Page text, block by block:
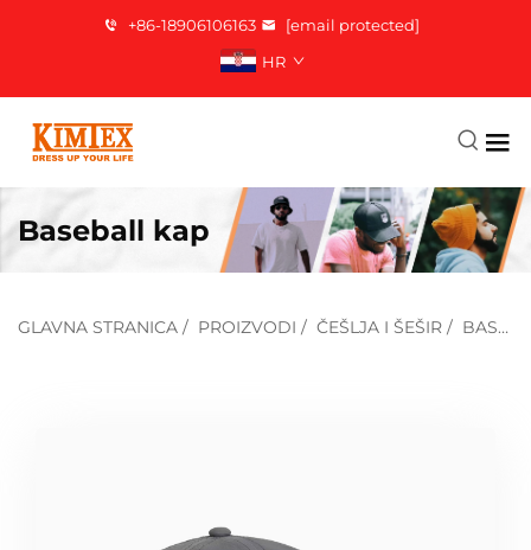
+86-18906106163
[email protected]
HR
Baseball kap
GLAVNA STRANICA / PROIZVODI / ČEŠLJA I ŠEŠIR / BASEBALL ŠEŠIR